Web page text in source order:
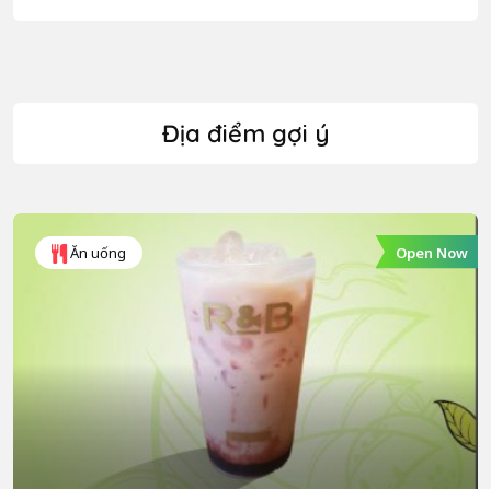
Địa điểm gợi ý
Ăn uống Open Now